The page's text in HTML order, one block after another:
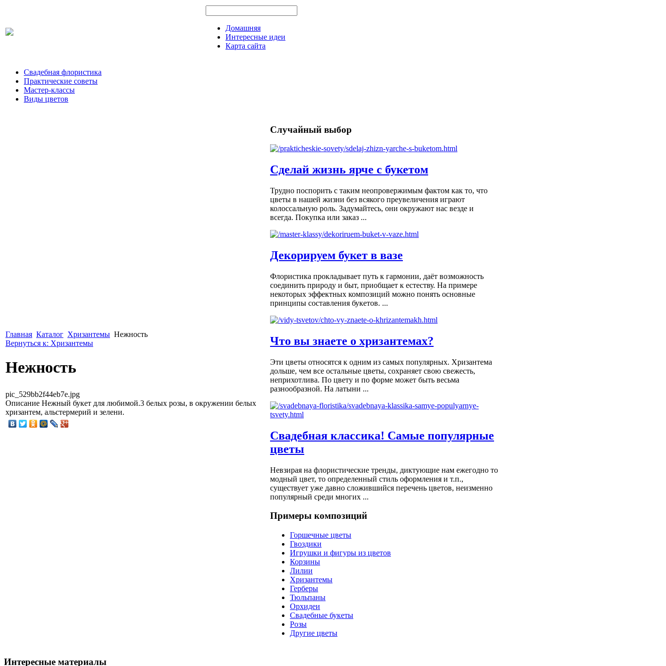
Домашняя
Интересные идеи
Карта сайта
Свадебная флористика
Практические советы
Мастер-классы
Виды цветов
Главная Каталог Хризантемы Нежность
Вернуться к: Хризантемы
Нежность
pic_529bb2f44eb7e.jpg
Описание Нежный букет для любимой.3 белых розы, в окружении белых
хризантем, альстермерий и зелени.
Случайный выбор
Сделай жизнь ярче с букетом
Трудно поспорить с таким неопровержимым фактом как то, что
цветы в нашей жизни без всякого преувеличения играют
колоссальную роль. Задумайтесь, они окружают нас везде и
всегда. Покупка или заказ ...
Декорируем букет в вазе
Флористика прокладывает путь к гармонии, даёт возможность
соединить природу и быт, приобщает к естеству. На примере
некоторых эффектных композиций можно понять основные
принципы составления букетов. ...
Что вы знаете о хризантемах?
Эти цветы относятся к одним из самых популярных. Хризантема
дольше, чем все остальные цветы, сохраняет свою свежесть,
неприхотлива. По цвету и по форме может быть весьма
разнообразной. На латыни ...
Свадебная классика! Самые популярные
цветы
Невзирая на флористические тренды, диктующие нам ежегодно то
модный цвет, то определенный стиль оформления и т.п.,
существует уже давно сложившийся перечень цветов, неизменно
популярный среди многих ...
Примеры композиций
Горшечные цветы
Гвоздики
Игрушки и фигуры из цветов
Корзины
Лилии
Хризантемы
Герберы
Тюльпаны
Орхидеи
Свадебные букеты
Розы
Другие цветы
Интересные материалы